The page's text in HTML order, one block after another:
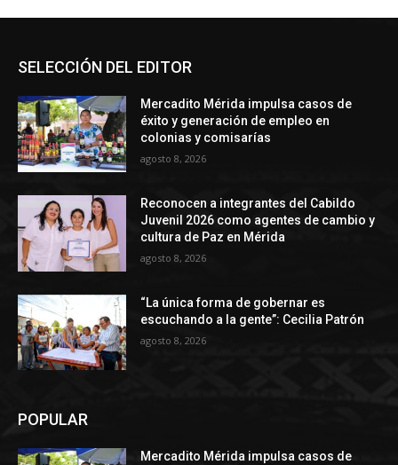
SELECCIÓN DEL EDITOR
Mercadito Mérida impulsa casos de
éxito y generación de empleo en
colonias y comisarías
agosto 8, 2026
Reconocen a integrantes del Cabildo
Juvenil 2026 como agentes de cambio y
cultura de Paz en Mérida
agosto 8, 2026
“La única forma de gobernar es
escuchando a la gente”: Cecilia Patrón
agosto 8, 2026
POPULAR
Mercadito Mérida impulsa casos de